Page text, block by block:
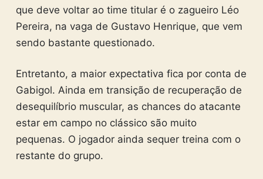
que deve voltar ao time titular é o zagueiro Léo
Pereira, na vaga de Gustavo Henrique, que vem
sendo bastante questionado.
Entretanto, a maior expectativa fica por conta de
Gabigol. Ainda em transição de recuperação de
desequilíbrio muscular, as chances do atacante
estar em campo no clássico são muito
pequenas. O jogador ainda sequer treina com o
restante do grupo.